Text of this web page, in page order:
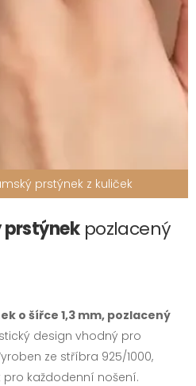
prstýnek z kuliček
pozlacený
o šířce 1,3 mm, pozlacený
design vhodný pro
ze stříbra 925/1000,
každodenní nošení.